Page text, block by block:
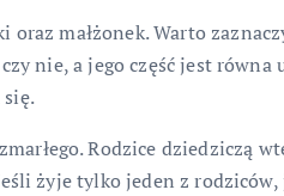
małżonek. Warto
nie, a jego część jest równa
się.
Rodzice dziedziczą
żyje tylko jeden z rodziców,